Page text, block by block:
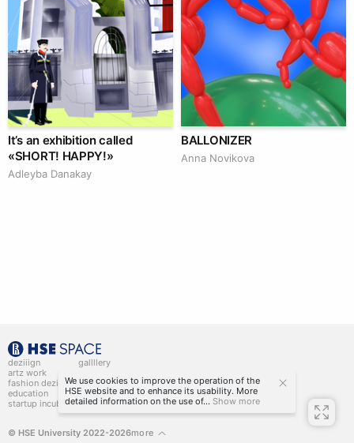
It’s an exhibition called
«SHORT! HAPPY!»
Adleyba Danakay
BALLONIZER
Аnna Novikova
deziiign
artz work
fashion deziiign
education
startup incubator
gallllery
kiiids.art
© HSE University 2022-2026more
We use cookies to improve the operation of the
HSE website and to enhance its usability. More
detailed information on the use of... Show more